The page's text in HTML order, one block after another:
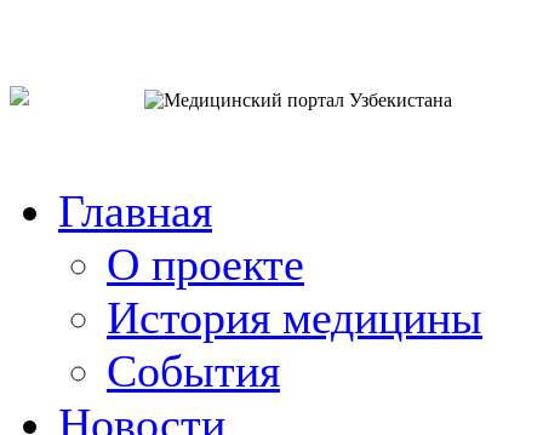
Главная
О проекте
История медицины
События
Новости